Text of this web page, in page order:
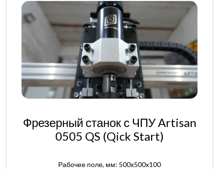
Фрезерный станок с ЧПУ Artisan
0505 QS (Qick Start)
Рабочее поле, мм: 500x500x100